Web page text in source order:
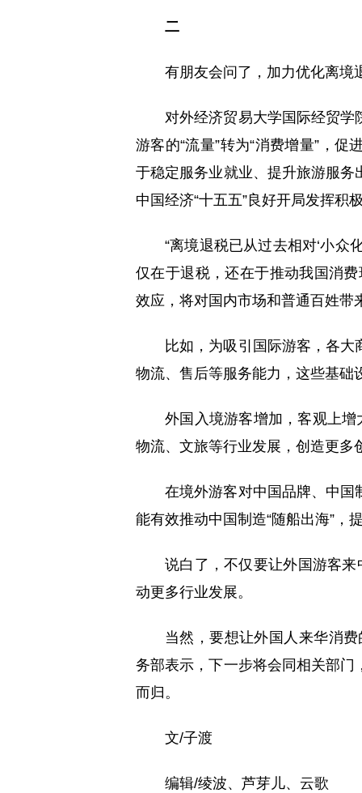
二
有朋友会问了，加力优化离境
对外经济贸易大学国际经贸
游客的“流量”转为“消费增量”，
于稳定服务业就业、提升旅游服
中国经济“十五五”良好开局发挥积
“离境退税已从过去相对‘小众
仅在于退税，还在于推动我国消
效应，将对国内市场和普通百姓带
比如，为吸引国际游客，各
物流、售后等服务能力，这些基础
外国入境游客增加，客观上增
物流、文旅等行业发展，创造更多
在境外游客对中国品牌、中
能有效推动中国制造“随船出海”，
说白了，不仅要让外国游客来
动更多行业发展。
当然，要想让外国人来华消
务部表示，下一步将会同相关部
而归。
文/子渡
编辑/绫波、芦芽儿、云歌